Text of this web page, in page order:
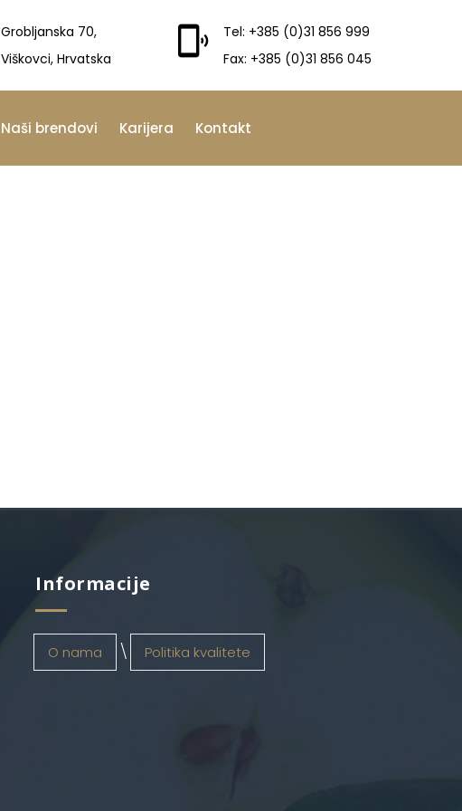
Grobljanska 70,
Viškovci, Hrvatska
Tel: +385 (0)31 856 999
Fax: +385 (0)31 856 045
Naši brendovi Karijera Kontakt
Informacije
O nama Politika kvalitete